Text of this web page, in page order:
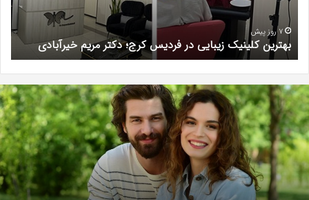
مریم
خیرآبادی
7 روز پیش
بهترین کلینیک زیبایی در فردیس کرج؛ دکتر مریم خیرآبادی
همه
چیز
در
مورد
سریال
دروغ
شیرین
من